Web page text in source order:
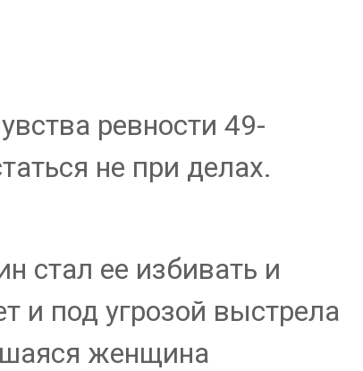
ревности 49-
не при делах.
стал ее избивать и
и под угрозой выстрела
женщина